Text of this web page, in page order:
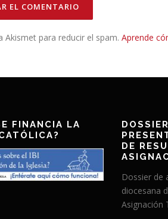
Akismet para reducir el spam. Aprende
FINANCIA LA
DE
Dossier de
diocesana
Asignación